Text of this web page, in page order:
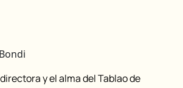
y el alma del Tablao de